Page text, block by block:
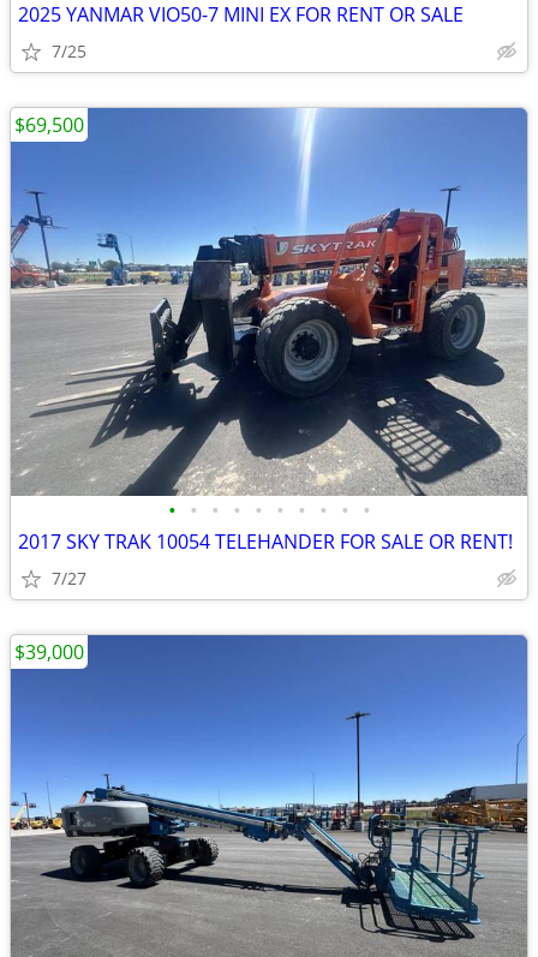
2025 YANMAR VIO50-7 MINI EX FOR RENT OR SALE
7/25
• • • • • • • • • •
2017 SKY TRAK 10054 TELEHANDER FOR SALE OR RENT!
7/27
$69,500
$39,000